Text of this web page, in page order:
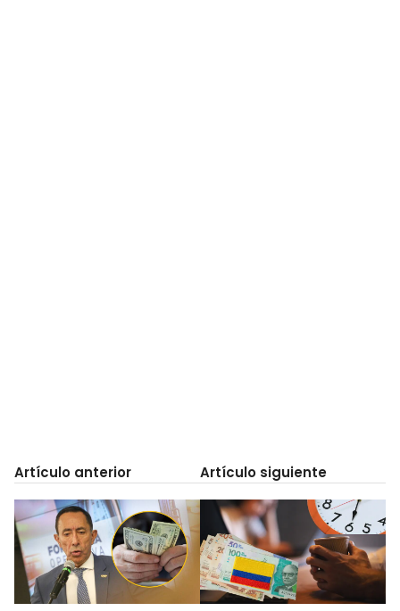
Artículo anterior Artículo siguiente